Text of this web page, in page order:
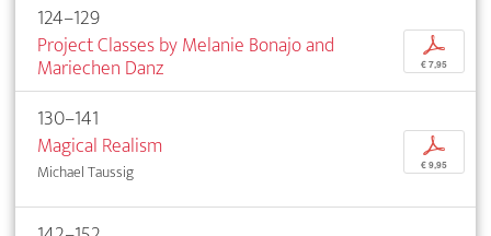
124–129
Project Classes by Melanie Bonajo and
Mariechen Danz
p
€ 7,95
130–141
Magical Realism
Michael Taussig
p
€ 9,95